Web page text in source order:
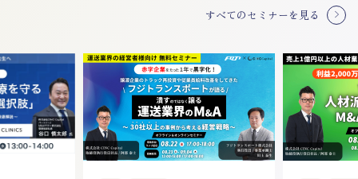
すべてのセミナーを見る